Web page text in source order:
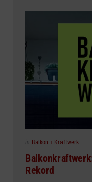
Posted
in Balkon + Kraftwerk
Rekord